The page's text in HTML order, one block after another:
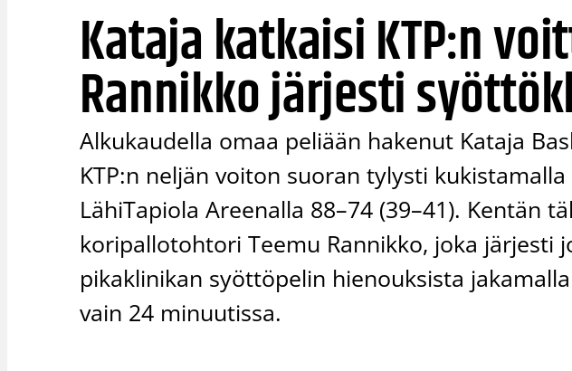
Kataja katkaisi KTP:n
Rannikko järjesti
Alkukaudella omaa peliään hakenut Kataja
KTP:n neljän voiton suoran tylysti
LähiTapiola Areenalla 88–74 (39–41). Kentän
koripallotohtori Teemu Rannikko, joka järjesti
pikaklinikan syöttöpelin hienouksista
vain 24 minuutissa.